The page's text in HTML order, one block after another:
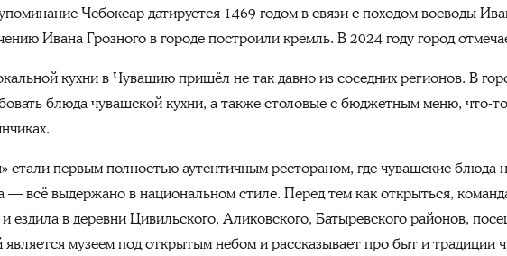
Чебоксар датируется 1469 годом в связи с походом воеводы
Ивана Грозного в городе построили кремль. В 2024 году город
кухни в Чувашию пришёл не так давно из соседних регионов. В
блюда чувашской кухни, а также столовые с бюджетным меню, что-
стали первым полностью аутентичным рестораном, где чувашские блюда
— всё выдержано в национальном стиле. Перед тем как открыться,
ездила в деревни Цивильского, Аликовского, Батыревского районов,
музеем под открытым небом и рассказывает про быт и традиции